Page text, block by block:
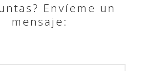
Envíeme un
mensaje: